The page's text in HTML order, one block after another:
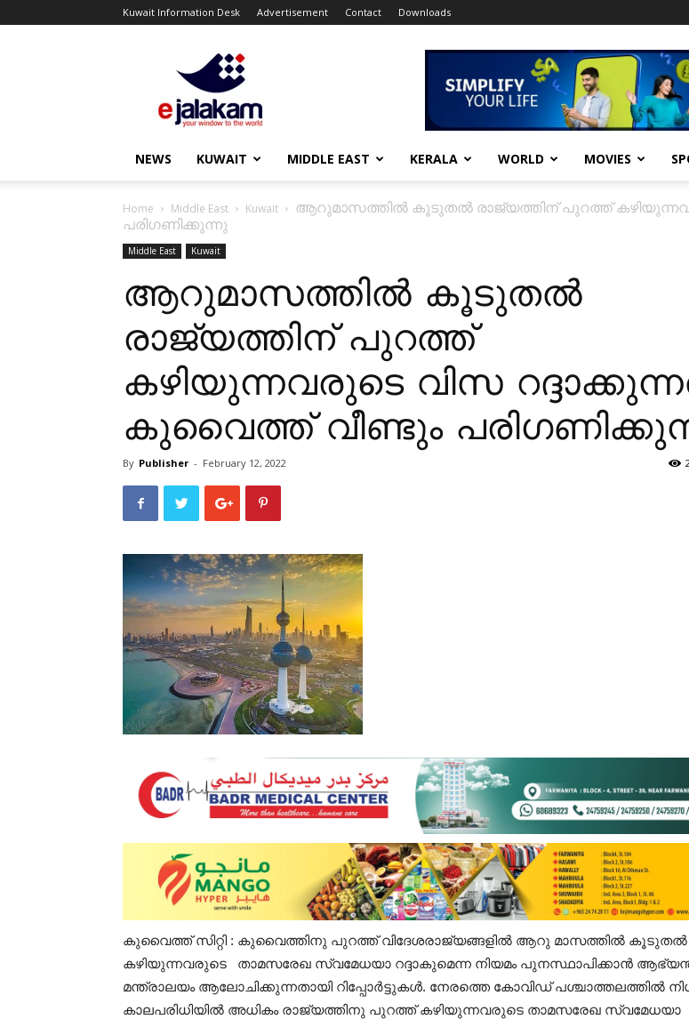
Kuwait Information Desk Advertisement Contact Downloads
ejalakam
NEWS KUWAIT MIDDLE EAST KERALA WORLD MOVIES
Home Middle East Kuwait
ആറുമാസത്തിൽ കൂടുതൽ രാജ്യത്തിന് പുറത്ത്
പരിഗണിക്കുന്നു
Middle East Kuwait
ആറുമാസത്തിൽ കൂടുതൽ
രാജ്യത്തിന് പുറത്ത്
കഴിയുന്നവരുടെ വിസ
കുവൈത്ത് വീണ്ടും
By Publisher - February 12, 2022
കുവൈത്ത്‌ സിറ്റി : കുവൈത്തിനു പുറത്ത്‌ വിദേശരാജ്യങ്ങളിൽ ആറു മാസത്തിൽ കൂടുതൽ
കഴിയുന്നവരുടെ താമസരേഖ സ്വമേധയാ റദ്ദാകുമെന്ന നിയമം പുനസ്ഥാപിക്കാൻ
മന്ത്രാലയം ആലോചിക്കുന്നതായി റിപ്പോർട്ടുകൾ. നേരത്തെ കോവിഡ് പശ്ചാത്തലത്തിൽ
കാലപരിധിയിൽ അധികം രാജ്യത്തിനു പുറത്ത്‌ കഴിയുന്നവരുടെ താമസരേഖ സ്വമേധയാ